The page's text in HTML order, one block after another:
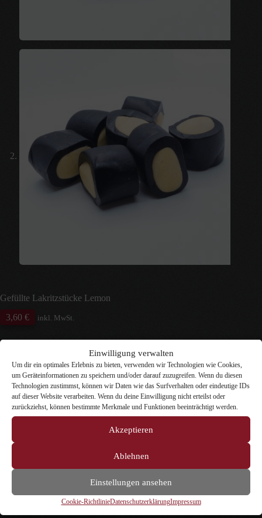
Einwilligung verwalten
Um dir ein optimales Erlebnis zu bieten, verwenden wir Technologien wie Cookies,
um Geräteinformationen zu speichern und/oder darauf zuzugreifen. Wenn du diesen
Technologien zustimmst, können wir Daten wie das Surfverhalten oder eindeutige IDs
auf dieser Website verarbeiten. Wenn du deine Einwilligung nicht erteilst oder
zurückziehst, können bestimmte Merkmale und Funktionen beeinträchtigt werden.
Akzeptieren
Ablehnen
Einstellungen ansehen
Cookie-RichtlinieDatenschutzerklärungImpressum
Gefüllte Lakritzstücke Lemon
3,60 € inkl. MwSt.
Unsere gefüllten Lakritzstücke sind gefüllte
Lakritzstücke aus Finnland mit Zitronengeschmack.
Inhalt
Zurücksetzen
4 vorrätig
Lemon
In den Warenkorb
Kategorien:Dosen-Lakritz
Lakritz,Gemischtes Lakritz,Gesalzenes Lakritz,Lakritz-